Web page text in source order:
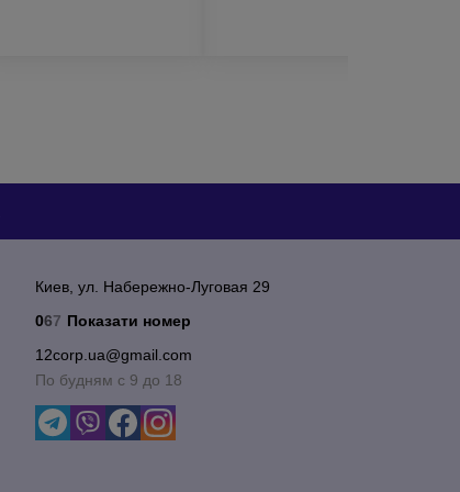
Киев, ул. Набережно-Луговая 29
067 Показати номер
12corp.ua@gmail.com
По будням с 9 до 18